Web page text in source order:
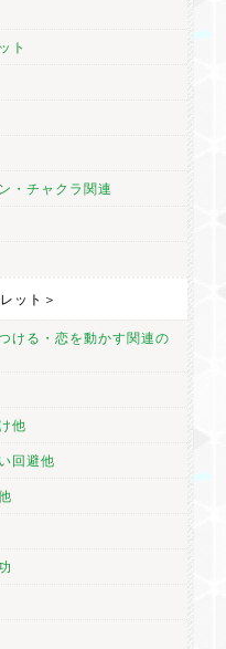
ト
・チャクラ関連
ット＞
ける・恋を動かす関連の
他
回避他